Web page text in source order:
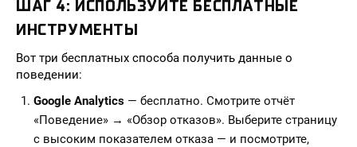
ШАГ 4: ИСПОЛЬЗУЙТЕ БЕСПЛАТНЫЕ
ИНСТРУМЕНТЫ
Вот три бесплатных способа получить данные о
поведении:
Google Analytics — бесплатно. Смотрите отчёт
«Поведение» → «Обзор отказов». Выберите страницу
с высоким показателем отказа — и посмотрите,